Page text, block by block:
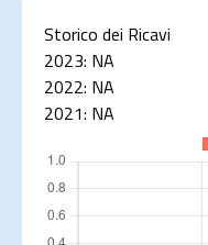
Storico dei Ricavi
2023: NA
2022: NA
2021: NA